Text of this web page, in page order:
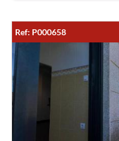
Ref: P000658